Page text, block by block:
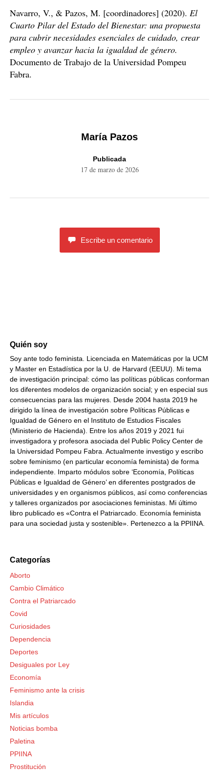
Navarro, V., & Pazos, M. [coordinadores] (2020). El
Cuarto Pilar del Estado del Bienestar: una propuesta
para cubrir necesidades esenciales de cuidado, crear
empleo y avanzar hacia la igualdad de género.
Documento de Trabajo de la Universidad Pompeu
Fabra.
María Pazos
Publicada
17 de marzo de 2026
Escribe un comentario
Quién soy
Soy ante todo feminista. Licenciada en Matemáticas por la UCM
y Master en Estadística por la U. de Harvard (EEUU). Mi tema
de investigación principal: cómo las políticas públicas conforman
los diferentes modelos de organización social; y en especial sus
consecuencias para las mujeres. Desde 2004 hasta 2019 he
dirigido la línea de investigación sobre Políticas Públicas e
Igualdad de Género en el Instituto de Estudios Fiscales
(Ministerio de Hacienda). Entre los años 2019 y 2021 fui
investigadora y profesora asociada del Public Policy Center de
la Universidad Pompeu Fabra. Actualmente investigo y escribo
sobre feminismo (en particular economía feminista) de forma
independiente. Imparto módulos sobre ‘Economía, Políticas
Públicas e Igualdad de Género’ en diferentes postgrados de
universidades y en organismos públicos, así como conferencias
y talleres organizados por asociaciones feministas. Mi último
libro publicado es «Contra el Patriarcado. Economía feminista
para una sociedad justa y sostenible». Pertenezco a la PPIINA.
Categorías
Aborto
Cambio Climático
Contra el Patriarcado
Covid
Curiosidades
Dependencia
Deportes
Desiguales por Ley
Economía
Feminismo ante la crisis
Islandia
Mis artículos
Noticias bomba
Paletina
PPIINA
Prostitución